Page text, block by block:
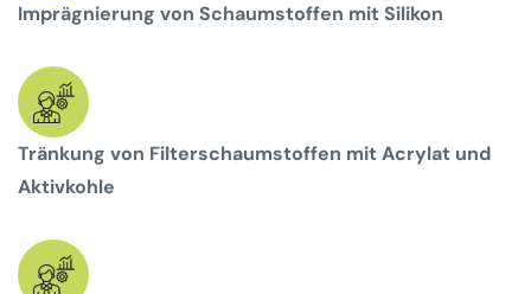
Imprägnierung von Schaumstoffen mit Silikon
Tränkung von Filterschaumstoffen mit Acrylat und
Aktivkohle